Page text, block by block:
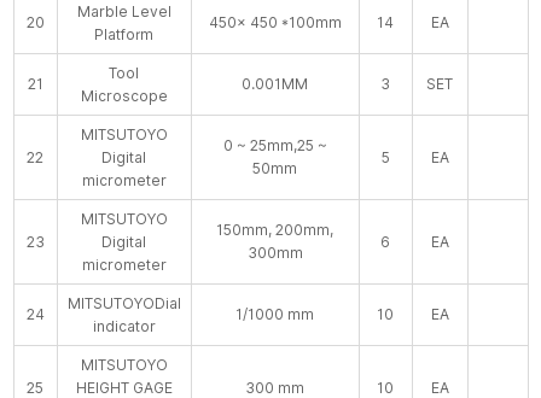
20
Marble Level
Platform
450× 450 *100mm 14 EA
21
Tool
Microscope
0.001MM 3 SET
22
MITSUTOYO
Digital
micrometer
0 ~ 25mm,25 ~
50mm
5 EA
23
MITSUTOYO
Digital
micrometer
150mm, 200mm,
300mm
6 EA
24
MITSUTOYODial
indicator
1/1000 mm 10 EA
25
MITSUTOYO
HEIGHT GAGE
300 mm 10 EA